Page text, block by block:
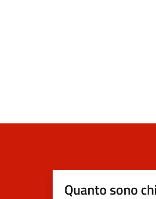
Quanto sono